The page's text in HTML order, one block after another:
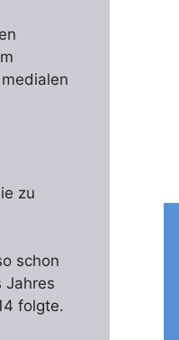
zu
schon
Jahres
folgte.